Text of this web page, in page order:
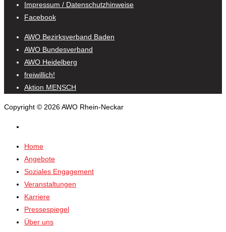
Impressum / Datenschutzhinweise
Facebook
AWO Bezirksverband Baden
AWO Bundesverband
AWO Heidelberg
freiwillich!
Aktion MENSCH
Copyright © 2026 AWO Rhein-Neckar
Home
Angebote
Soziales Engagement
Veranstaltungen
Karriere
Pressespiegel
Über uns